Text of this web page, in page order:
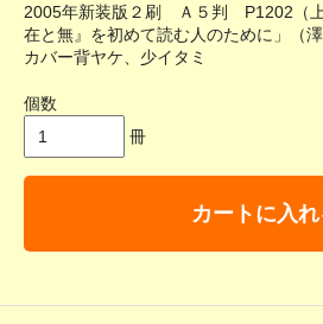
2005年新装版２刷 Ａ５判 P1202（
在と無』を初めて読む人のために」（
カバー背ヤケ、少イタミ
個数
冊
カートに入れ